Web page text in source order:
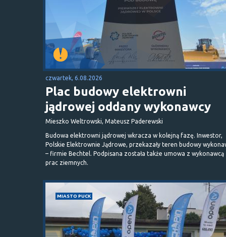
czwartek, 6.08.2026
Plac budowy elektrowni
jądrowej oddany wykonawcy
Mieszko Weltrowski, Mateusz Paderewski
Budowa elektrowni jądrowej wkracza w kolejną fazę. Inwestor,
Polskie Elektrownie Jądrowe, przekazały teren budowy
– firmie Bechtel. Podpisana została także umowa z wykonawcą
prac ziemnych.
MIASTO PUCK